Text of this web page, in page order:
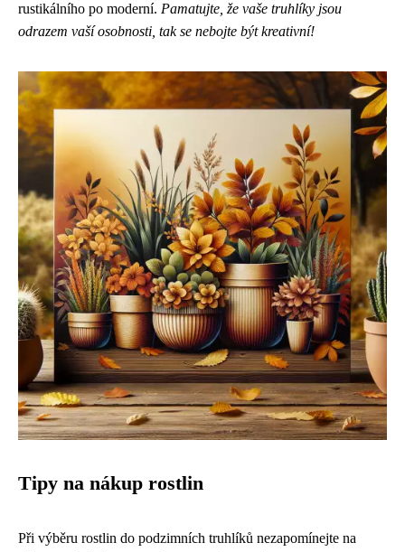
rustikálního po moderní. Pamatujte, že vaše truhlíky jsou
odrazem vaší osobnosti, tak se nebojte být kreativní!
Tipy na nákup rostlin
Při výběru rostlin do podzimních truhlíků nezapomínejte na